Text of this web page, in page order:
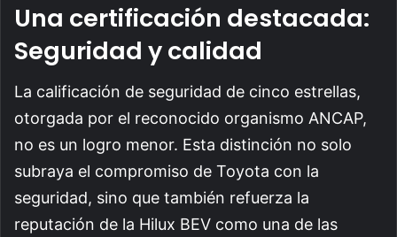
Una certificación destacada:
Seguridad y calidad
La calificación de seguridad de cinco estrellas,
otorgada por el reconocido organismo ANCAP,
no es un logro menor. Esta distinción no solo
subraya el compromiso de Toyota con la
seguridad, sino que también refuerza la
reputación de la Hilux BEV como una de las